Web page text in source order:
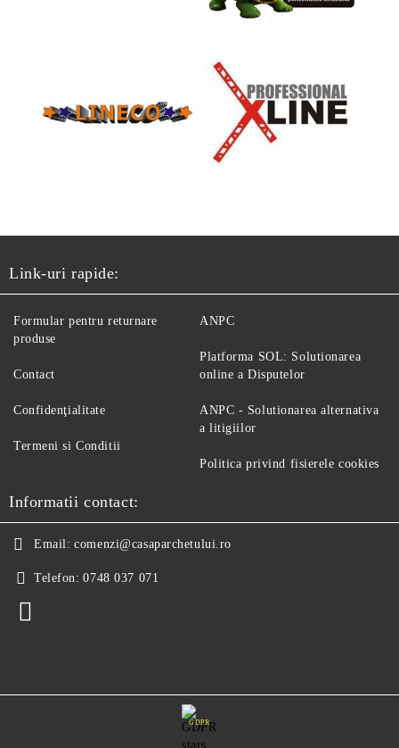
Link-uri rapide:
Formular pentru returnare
produse
Contact
Confidenţialitate
Termeni si Conditii
ANPC
Platforma SOL: Solutionarea
online a Disputelor
ANPC - Solutionarea alternativa
a litigiilor
Politica privind fisierele cookies
Informatii contact:
Email: comenzi@casaparchetului.ro
Telefon: 0748 037 071
GDPR